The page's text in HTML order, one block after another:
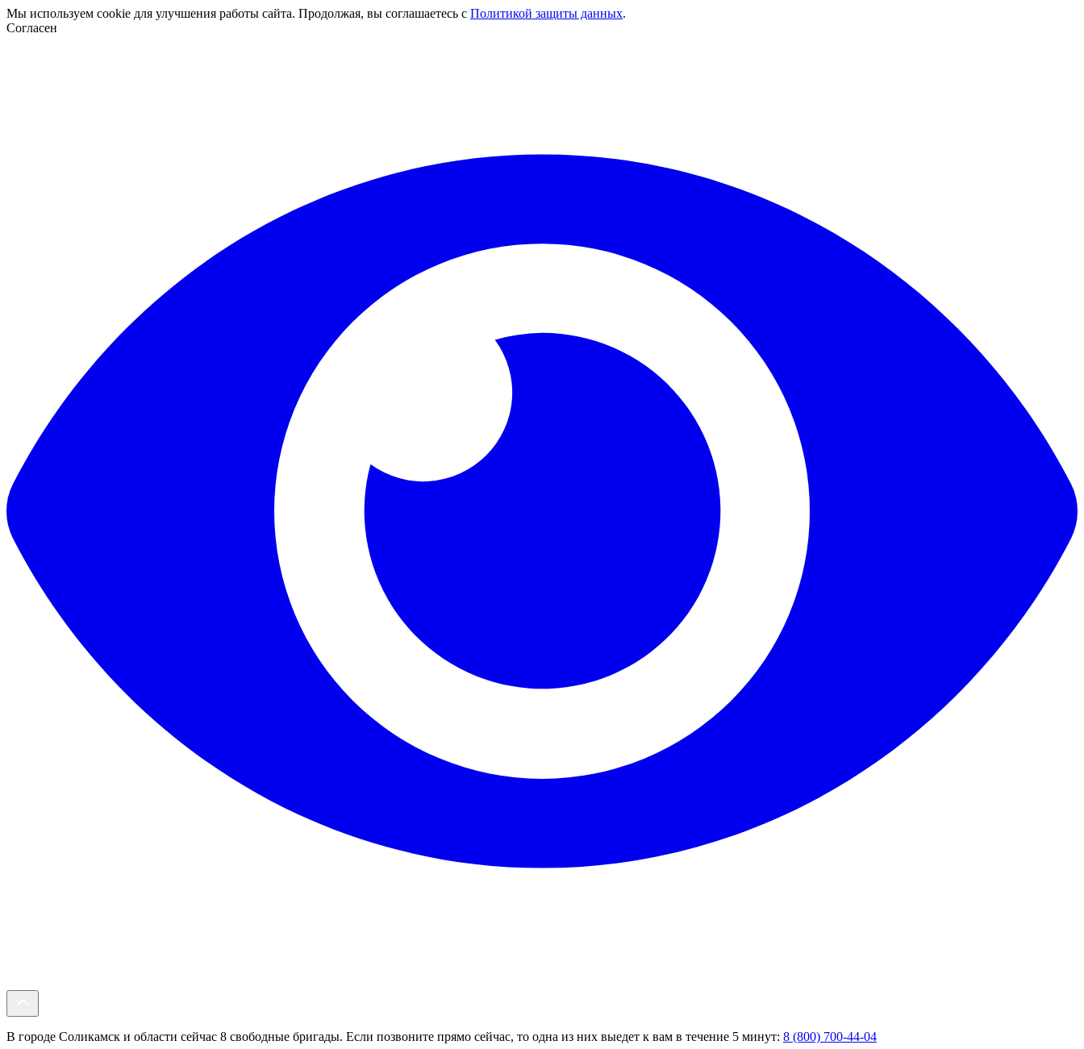
Мы используем cookie для улучшения работы сайта. Продолжая, вы соглашаетесь с Политикой защиты данных.
Согласен
В городе Соликамск и области сейчас 8 свободные бригады. Если позвоните прямо сейчас, то одна из них выедет к вам в течение 5 минут: 8 (800) 700-44-04